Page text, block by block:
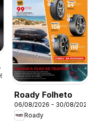
Roady Folheto
06/08/2026 - 30/08/2026
Roady